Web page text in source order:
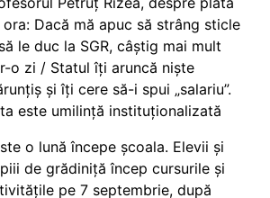
ora: Dacă mă apuc să strâng sticle
le duc la SGR, câștig mai mult
o zi / Statul îți aruncă niște
și îți cere să-i spui „salariu”.
este umilință instituționalizată
o lună începe școala. Elevii și
de grădiniță încep cursurile și
pe 7 septembrie, după